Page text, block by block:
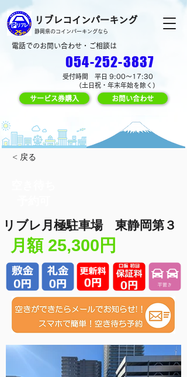
リブレコインパーキング
静岡県のコインパーキングなら
電話でのお問い合わせ・ご相談は
054-252-3837
受付時間 平日 9:00～17:30
（土日祝・年末年始を除く）
サービス券購入 お問い合わせ
< 戻る
リブレ月極駐車場 東静岡第３
​月額 25,300円